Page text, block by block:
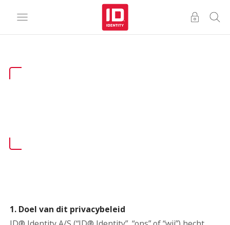
1. Doel van dit privacybeleid